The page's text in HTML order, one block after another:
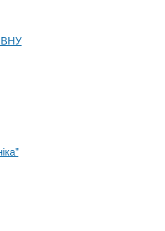
ВНУ